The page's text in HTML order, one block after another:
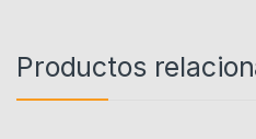
Productos